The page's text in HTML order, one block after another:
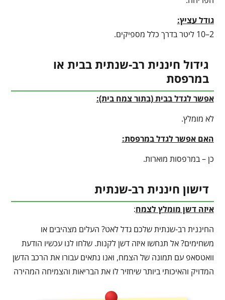
גודל עציץ:
2–10 ליטר בדרך כלל מספיקים.
גידול חיננית רב-שנתית בבית או
במרפסת
אפשר לגדל בבית (בתור צמח בית):
לא מומלץ.
האם אפשר לגדל במרפסת:
כן – במרפסות מוארות.
דישון חיננית רב-שנתית
איזה דשן מומלץ לצמח:
החיננית רב-שנתית שלכם גדל לאט? העלים מצהיבים או
משחימים? אל תנחשו איזה דשן לקנות. שלחו לנו עכשיו הודעת
וואטסאפ עם תמונה של הצמח, ואנו נתאים עבורו את הרכב הדשן
המדויק והאיכותי ביותר שיחזיר לו את הבריאות והצמיחה המהירה